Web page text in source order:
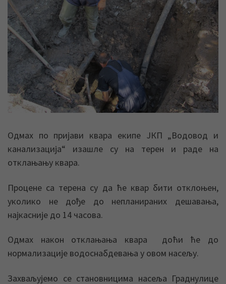
Одмах по пријави квара екипе ЈКП „Водовод и
канализација“ изашле су на терен и раде на
отклањању квара.
Процене са терена су да ће квар бити отклоњен,
уколико не дође до непланираних дешавања,
најкасније до 14 часова.
Одмах након отклањања квара доћи ће до
нормализације водоснабдевања у овом насељу.
Захваљујемо се становницима насеља Граднулице